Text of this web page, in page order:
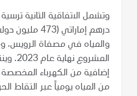
درهم إماراتي
والمياه في مصفاة الرويس،
من المياه يومياً عبر التقاط